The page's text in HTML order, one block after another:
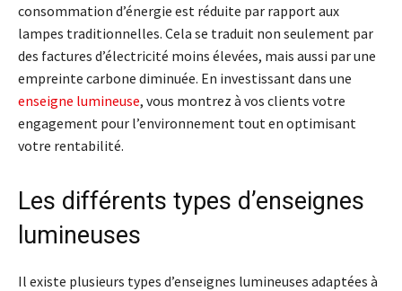
consommation d’énergie est réduite par rapport aux
lampes traditionnelles. Cela se traduit non seulement par
des factures d’électricité moins élevées, mais aussi par une
empreinte carbone diminuée. En investissant dans une
enseigne lumineuse, vous montrez à vos clients votre
engagement pour l’environnement tout en optimisant
votre rentabilité.
Les différents types d’enseignes
lumineuses
Il existe plusieurs types d’enseignes lumineuses adaptées à